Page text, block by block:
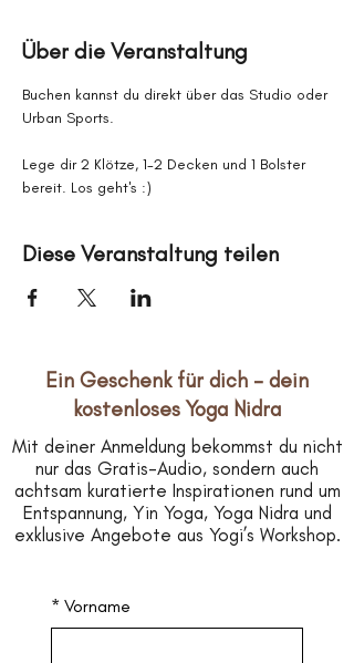
Über die Veranstaltung
Buchen kannst du direkt über das Studio oder
Urban Sports.
Lege dir 2 Klötze, 1-2 Decken und 1 Bolster
bereit. Los geht's :)
Diese Veranstaltung teilen
Ein Geschenk für dich – dein
kostenloses Yoga Nidra
Mit deiner Anmeldung bekommst du nicht
nur das Gratis-Audio, sondern auch
achtsam kuratierte Inspirationen rund um
Entspannung, Yin Yoga, Yoga Nidra und
exklusive Angebote aus Yogi’s Workshop.
* Vorname